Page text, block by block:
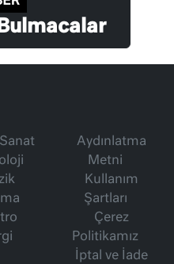
Aydınlatma
Metni
Kullanım
Şartları
Çerez
Politikamız
İptal ve İade